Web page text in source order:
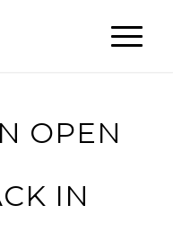
OPEN
IN